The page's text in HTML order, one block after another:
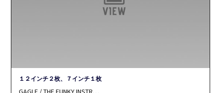
１２インチ２枚、７インチ１枚